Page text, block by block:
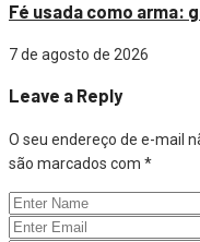
Fé usada como arma:
7 de agosto de 2026
Leave a Reply
O seu endereço de e-mail
são marcados com *